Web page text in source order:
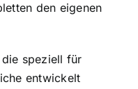
den eigenen
speziell für
entwickelt